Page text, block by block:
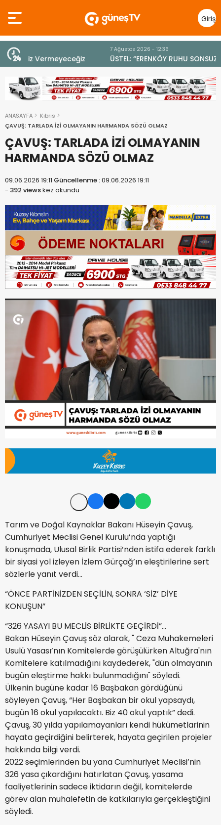
Giriş
Yap
ÜSTEL: “ERENKÖY RUHU SONSUZA DEK YAŞAYACAK”
ANASAYFA
Kıbrıs
ÇAVUŞ: TARLADA İZİ OLMAYANIN HARMANDA SÖZÜ OLMAZ
ÇAVUŞ: TARLADA İZİ OLMAYANIN
HARMANDA SÖZÜ OLMAZ
09.06.2026 19:11 Güncellenme :09.06.2026 19:11
- 392 viewskez okundu
Tarım ve Doğal Kaynaklar Bakanı Hüseyin Çavuş,
Cumhuriyet Meclisi Genel Kurulu’nda yaptığı
konuşmada, Ulusal Birlik Partisi’nden istifa ederek farklı
bir siyasi yol izleyen İzlem Gürçağ’ın eleştirilerine sert
sözlerle yanıt verdi...
“ÖNCE PARTİNİZDEN SEÇİLİN, SONRA ‘SİZ’ DİYE
KONUŞUN”
“326 YASAYI BU MECLİS BİRLİKTE GEÇİRDİ”...
Bakan Hüseyin Çavuş söz alarak, " Ceza Muhakemeleri
Usulü Yasası’nın Komitelerde görüşülürken Altuğra'nın
Komitelere katılmadığını kaydederek, "dün olmayanın
bugün eleştirme hakkı bulunmadığını" söyledi.
Ülkenin bugüne kadar 16 Başbakan gördüğünü
söyleyen Çavuş, “Her Başbakan bir okul yapsaydı,
bugün 16 okul yapılacaktı. Biz 40 okul yaptık” dedi.
Çavuş, 30 yılda yapılamayanları kendi hükümetlarinin
hayata geçirdiğini belirterek, hayata geçirilen projeler
hakkında bilgi verdi.
2022 seçimlerinden bu yana Cumhuriyet Meclisi’nin
326 yasa çıkardığını hatırlatan Çavuş, yasama
faaliyetlerinin sadece iktidarın değil, komitelerde
görev alan muhalefetin de katkılarıyla gerçekleştiğini
söyledi.